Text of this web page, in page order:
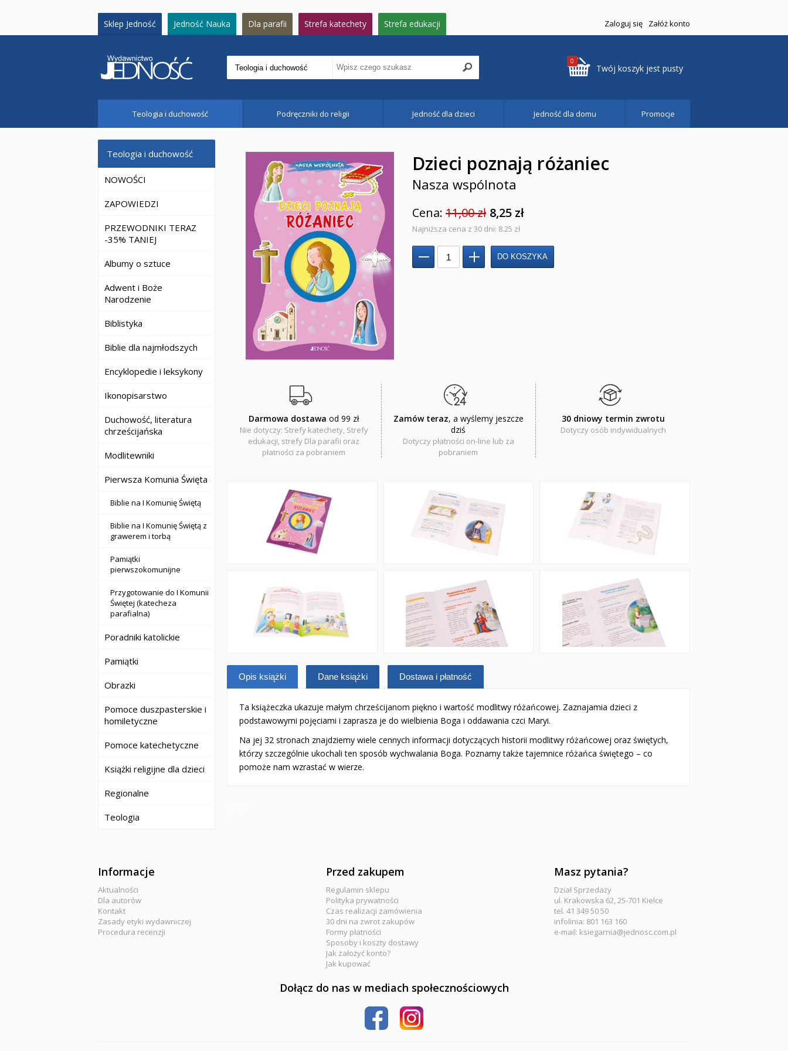
Sklep Jedność Jedność Nauka Dla parafii Strefa katechety Strefa edukacji Zaloguj się Załóż konto
0
Twój koszyk jest pusty
Teologia i duchowość Podręczniki do religii Jedność dla dzieci Jedność dla domu Promocje
Teologia i duchowość
NOWOŚCI
ZAPOWIEDZI
PRZEWODNIKI TERAZ
-35% TANIEJ
Albumy o sztuce
Adwent i Boże
Narodzenie
Biblistyka
Biblie dla najmłodszych
Encyklopedie i leksykony
Ikonopisarstwo
Duchowość, literatura
chrześcijańska
Modlitewniki
Pierwsza Komunia Święta
Biblie na I Komunię Świętą
Biblie na I Komunię Świętą z
grawerem i torbą
Pamiątki
pierwszokomunijne
Przygotowanie do I Komunii
Świętej (katecheza
parafialna)
Poradniki katolickie
Pamiątki
Obrazki
Pomoce duszpasterskie i
homiletyczne
Pomoce katechetyczne
Książki religijne dla dzieci
Regionalne
Teologia
Dzieci poznają różaniec
Nasza wspólnota
Cena: 11,00 zł 8,25 zł
Najniższa cena z 30 dni: 8.25 zł
Darmowa dostawa od 99 zł
Nie dotyczy: Strefy katechety, Strefy
edukacji, strefy Dla parafii oraz
płatności za pobraniem
Zamów teraz, a wyślemy jeszcze
dziś
Dotyczy płatności on-line lub za
pobraniem
30 dniowy termin zwrotu
Dotyczy osób indywidualnych
Opis książki Dane książki Dostawa i płatność
Ta książeczka ukazuje małym chrześcijanom piękno i wartość modlitwy różańcowej. Zaznajamia dzieci z
podstawowymi pojęciami i zaprasza je do wielbienia Boga i oddawania czci Maryi.
Na jej 32 stronach znajdziemy wiele cennych informacji dotyczących historii modlitwy różańcowej oraz świętych,
którzy szczególnie ukochali ten sposób wychwalania Boga. Poznamy także tajemnice różańca świętego – co
pomoże nam wzrastać w wierze.
Informacje
Aktualności
Dla autorów
Kontakt
Zasady etyki wydawniczej
Procedura recenzji
Przed zakupem
Regulamin sklepu
Polityka prywatności
Czas realizacji zamówienia
30 dni na zwrot zakupów
Formy płatności
Sposoby i koszty dostawy
Jak założyć konto?
Jak kupować
Masz pytania?
Dział Sprzedaży
ul. Krakowska 62, 25-701 Kielce
tel. 41 349 50 50
infolinia: 801 163 160
e-mail: ksiegarnia@jednosc.com.pl
Dołącz do nas w mediach społecznościowych